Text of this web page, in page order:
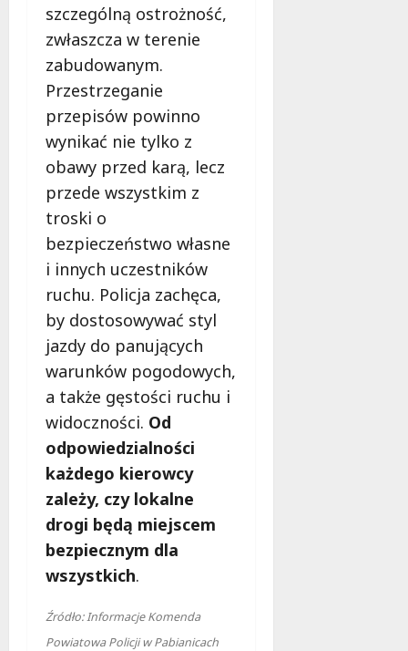
szczególną ostrożność,
zwłaszcza w terenie
zabudowanym.
Przestrzeganie
przepisów powinno
wynikać nie tylko z
obawy przed karą, lecz
przede wszystkim z
troski o
bezpieczeństwo własne
i innych uczestników
ruchu. Policja zachęca,
by dostosowywać styl
jazdy do panujących
warunków pogodowych,
a także gęstości ruchu i
widoczności. Od
odpowiedzialności
każdego kierowcy
zależy, czy lokalne
drogi będą miejscem
bezpiecznym dla
wszystkich.
Źródło: Informacje Komenda
Powiatowa Policji w Pabianicach